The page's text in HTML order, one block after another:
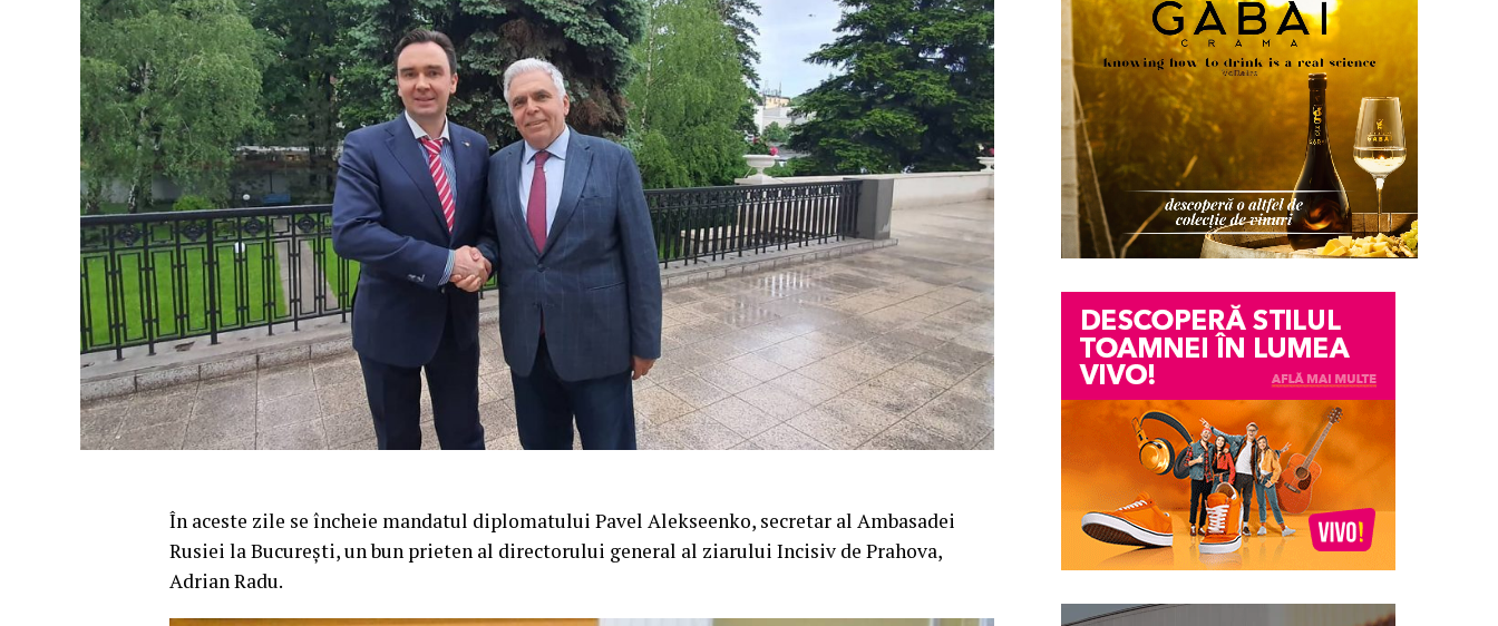
În aceste zile se încheie mandatul diplomatului Pavel Alekseenko, secretar al Ambasadei
Rusiei la București, un bun prieten al directorului general al ziarului Incisiv de Prahova,
Adrian Radu.